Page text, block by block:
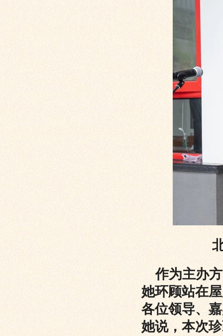
作为主办
她环顾站在
各位领导、
她说，本次